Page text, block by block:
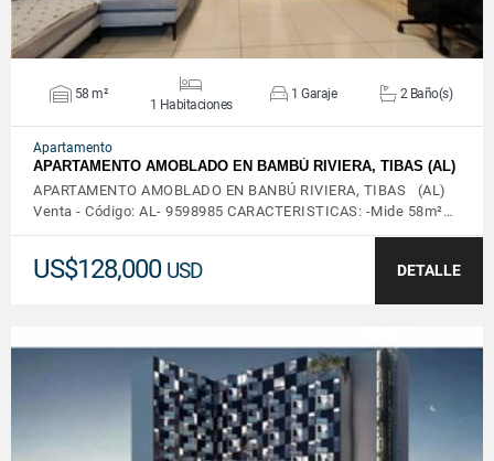
58 m²
1 Habitaciones
1 Garaje 2 Baño(s)
Apartamento
APARTAMENTO AMOBLADO EN BAMBÚ RIVIERA, TIBAS (AL)
APARTAMENTO AMOBLADO EN BANBÚ RIVIERA, TIBAS (AL)
Venta - Código: AL- 9598985 CARACTERISTICAS: -Mide 58m²…
US$128,000 USD DETALLE